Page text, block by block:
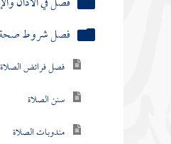
فصل شروط صحة
فصل فرائض الصلاة
سنن الصلاة
مندوبات الصلاة